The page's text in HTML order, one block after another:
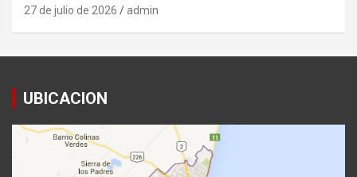
27 de julio de 2026 admin
UBICACION